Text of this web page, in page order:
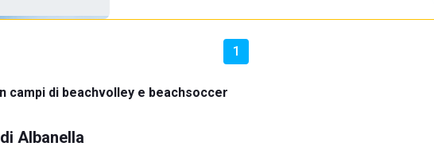
1
campi di beachvolley e beachsoccer
Albanella